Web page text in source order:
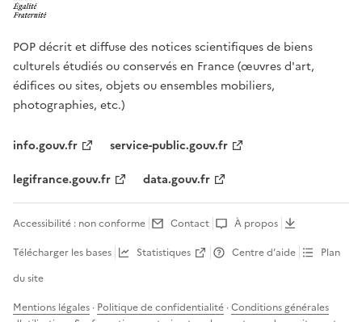
POP décrit et diffuse des notices scientifiques de biens
culturels étudiés ou conservés en France (œuvres d'art,
édifices ou sites, objets ou ensembles mobiliers,
photographies, etc.)
info.gouv.fr
service-public.gouv.fr
legifrance.gouv.fr
data.gouv.fr
Accessibilité : non conforme Contact
À propos
Télécharger les bases
Statistiques Centre d’aide
Plan
du site
Mentions légales · Politique de confidentialité ·Conditions générales